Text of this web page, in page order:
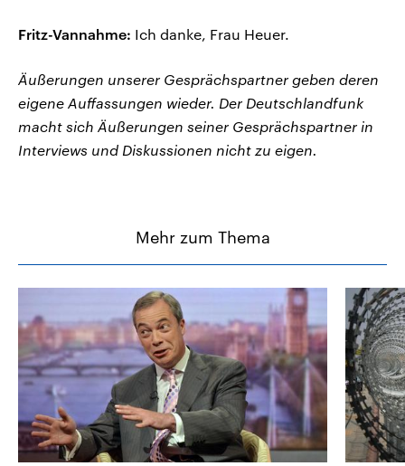
Fritz-Vannahme: Ich danke, Frau Heuer.
Äußerungen unserer Gesprächspartner geben deren
eigene Auffassungen wieder. Der Deutschlandfunk
macht sich Äußerungen seiner Gesprächspartner in
Interviews und Diskussionen nicht zu eigen.
Mehr zum Thema